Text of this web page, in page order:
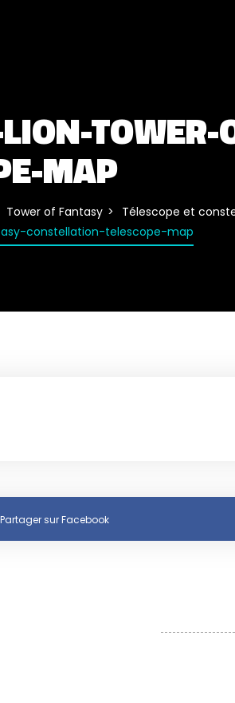
MAP
Tower of Fantasy
Télescope et
constellation-telescope-map
Partager sur Facebook